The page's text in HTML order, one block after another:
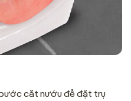
cắt nướu để đặt trụ